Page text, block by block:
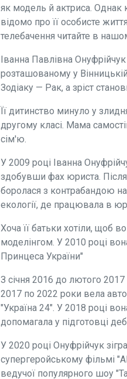
як модель й актриса. Однак
відомо про її особисте
телебачення читайте в
Іванна Павлівна
розташованому у
Зодіаку — Рак, а зріст
Її дитинство минуло у
другому класі. Мама
сім'ю.
У 2009 році Іванна
здобувши фах юриста.
боролася з контрабандою
екології, де працювала в
Хоча її батьки хотіли, щоб
моделінгом. У 2010 році
Принцеса України"
З січня 2016 до лютого
2017 по 2022 роки вела
"Україна 24". У 2018 році
допомагала у підготовці
У 2020 році Онуфрійчук
супергеройському фільмі
ведучої популярного шоу